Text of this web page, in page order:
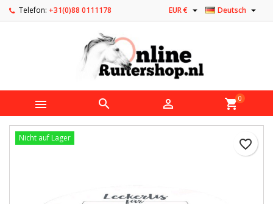
Telefon: +31(0)88 0111178 Deutsch 
EUR € 
   shopping_cart0
favorite_border
Nicht auf Lager